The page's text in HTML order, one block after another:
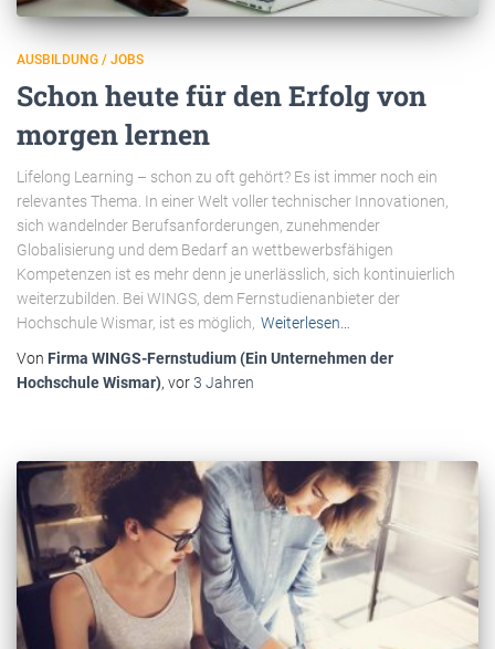
AUSBILDUNG / JOBS
Schon heute für den Erfolg von
morgen lernen
Lifelong Learning – schon zu oft gehört? Es ist immer noch ein
relevantes Thema. In einer Welt voller technischer Innovationen,
sich wandelnder Berufsanforderungen, zunehmender
Globalisierung und dem Bedarf an wettbewerbsfähigen
Kompetenzen ist es mehr denn je unerlässlich, sich kontinuierlich
weiterzubilden. Bei WINGS, dem Fernstudienanbieter der
Hochschule Wismar, ist es möglich, Weiterlesen…
Von Firma WINGS-Fernstudium (Ein Unternehmen der
Hochschule Wismar), vor3 Jahren